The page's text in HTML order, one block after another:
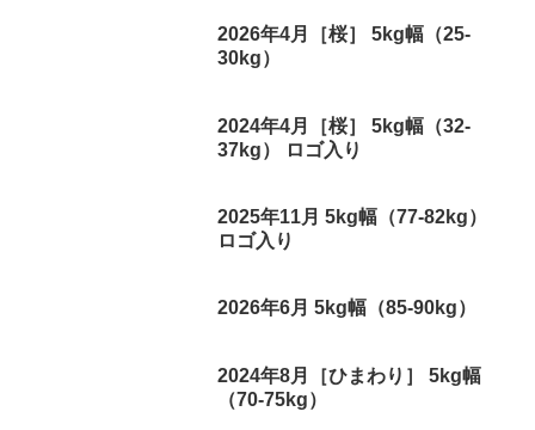
2026年4月［桜］ 5kg幅（25-
30kg）
2024年4月［桜］ 5kg幅（32-
37kg） ロゴ入り
2025年11月 5kg幅（77-82kg）
ロゴ入り
2026年6月 5kg幅（85-90kg）
2024年8月［ひまわり］ 5kg幅
（70-75kg）